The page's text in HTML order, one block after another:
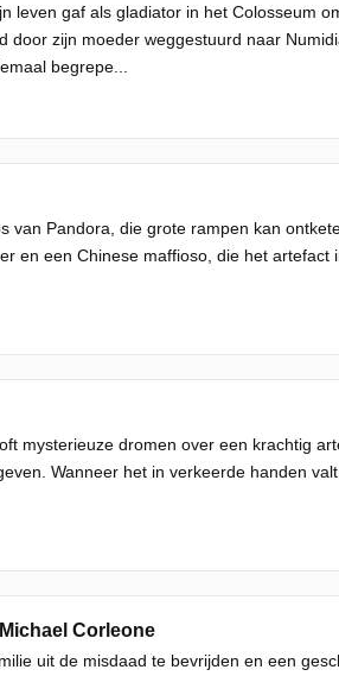
leven gaf als gladiator in het Colosseum
door zijn moeder weggestuurd naar
begrepe...
van Pandora, die grote rampen kan
en een Chinese maffioso, die het artefact
mysterieuze dromen over een krachtig
Wanneer het in verkeerde handen
Corleone
uit de misdaad te bevrijden en een